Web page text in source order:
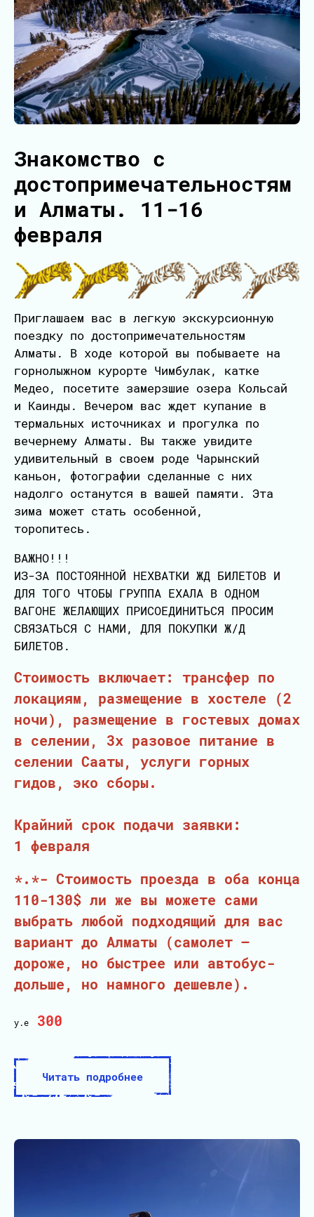
Знакомство с
достопримечательностям
и Алматы. 11-16
февраля
Приглашаем вас в легкую экскурсионную
поездку по достопримечательностям
Алматы. В ходе которой вы побываете на
горнолыжном курорте Чимбулак, катке
Медео, посетите замерзшие озера Кольсай
и Каинды. Вечером вас ждет купание в
термальных источниках и прогулка по
вечернему Алматы. Вы также увидите
удивительный в своем роде Чарынский
каньон, фотографии сделанные с них
надолго останутся в вашей памяти. Эта
зима может стать особенной,
торопитесь.
ВАЖНО!!!
ИЗ-ЗА ПОСТОЯННОЙ НЕХВАТКИ ЖД БИЛЕТОВ И
ДЛЯ ТОГО ЧТОБЫ ГРУППА ЕХАЛА В ОДНОМ
ВАГОНЕ ЖЕЛАЮЩИХ ПРИСОЕДИНИТЬСЯ ПРОСИМ
СВЯЗАТЬСЯ С НАМИ, ДЛЯ ПОКУПКИ Ж/Д
БИЛЕТОВ.
Стоимость включает: трансфер по
локациям, размещение в хостеле (2
ночи), размещение в гостевых домах
в селении, 3х разовое питание в
селении Сааты, услуги горных
гидов, эко сборы.
Крайний срок подачи заявки:
1 февраля
*.*- Стоимость проезда в оба конца
110-130$ ли же вы можете сами
выбрать любой подходящий для вас
вариант до Алматы (самолет –
дороже, но быстрее или автобус-
дольше, но намного дешевле).
у.е 300
Читать подробнее